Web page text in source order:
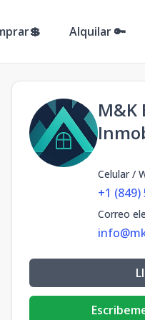
Alquilar 🔑
M&K
Celular /
+1 (849)
Correo